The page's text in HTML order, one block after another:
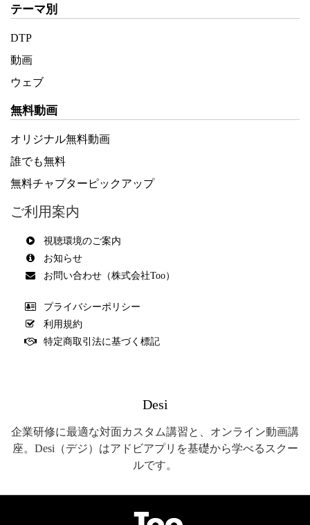
テーマ別
DTP
動画
ウェブ
無料動画
オリジナル無料動画
誰でも無料
無料チャプターピックアップ
ご利用案内
視聴環境のご案内
お知らせ
お問い合わせ（株式会社Too）
プライバシーポリシー
利用規約
特定商取引法に基づく標記
Desi
企業研修に最適な対面カスタム講習と、オンライン動画講
座。Desi（デジ）はアドビアプリを基礎から学べるスクー
ルです。